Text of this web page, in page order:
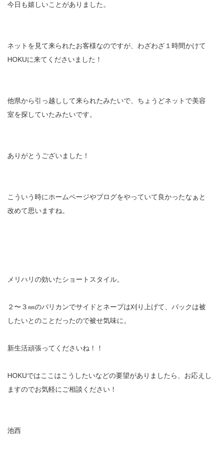
今日も嬉しいことがありました。
ネットを見て来られたお客様なのですが、わざわざ１時間かけて
HOKUに来てくださいました！
他県から引っ越しして来られたみたいで、ちょうどネットで美容
室を探していたみたいです。
ありがとうございました！
こういう時にホームページやブログをやっていて良かったなぁと
改めて思いますね。
メリハリの効いたショートスタイル。
２〜３㎜のバリカンでサイドとネープは刈り上げて、バックは被
したいとのことだったので被せ気味に。
新生活頑張ってくださいね！！
HOKUではここはこうしたいなどの要望がありましたら、お応えし
ますのでお気軽にご相談ください！
池西